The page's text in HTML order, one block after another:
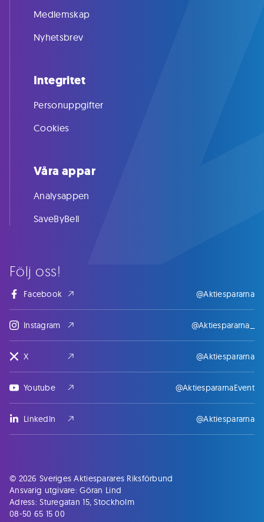
Följ oss!
Facebook @Aktiespararna
Instagram @Aktiespararna_
X @Aktiespararna
Youtube @AktiespararnaEvent
LinkedIn @Aktiespararna
Medlemskap
Nyhetsbrev
Integritet
Personuppgifter
Cookies
Våra appar
Analysappen
SaveByBell
© 2026 Sveriges Aktiesparares Riksförbund
Ansvarig utgivare: Göran Lind
Adress: Sturegatan 15, Stockholm
08-50 65 15 00